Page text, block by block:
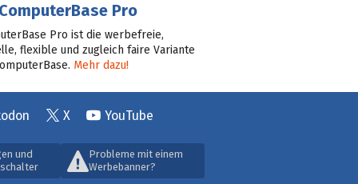
ComputerBase Pro
Pro ist die werbefreie,
flexible und zugleich faire Variante
Mehr dazu!
X YouTube
und
Probleme mit einem
Werbebanner?